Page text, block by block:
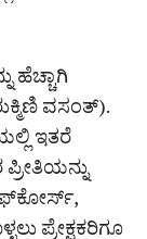
ಹೆಚ್ಚಾಗಿ
ವಸಂತ್‌).
ಇತರೆ
ಪ್ರೇಕ್ಷಕರಿಗೂ